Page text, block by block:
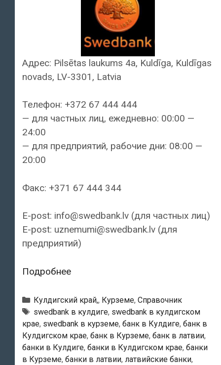
Адрес: Pilsētas laukums 4a, Kuldīga, Kuldīgas
novads, LV-3301, Latvia
Телефон: +372 67 444 444
— для частных лиц, ежедневно: 00:00 —
24:00
— для предприятий, рабочие дни: 08:00 —
20:00
Факс: +371 67 444 344
E-post: info@swedbank.lv (для частных лиц)
E-post: uznemumi@swedbank.lv (для
предприятий)
ПодробнееSwedbank
Кулдигский
филиал
Рубрики
Кулдигский край,, Курземе, Справочник
Тэги
swedbank в кулдиге, swedbank в кулдигском
крае, swedbank в курземе, банк в Кулдиге, банк в
Кулдигском крае, банк в Курземе, банк в латвии,
банки в Кулдиге, банки в Кулдигском крае, банки
в Курземе, банки в латвии, латвийские банки,